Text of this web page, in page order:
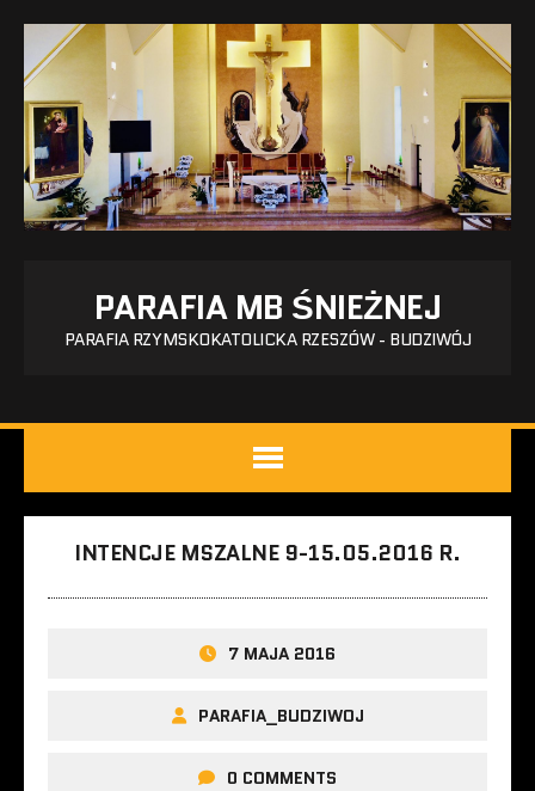
PARAFIA MB ŚNIEŻNEJ
PARAFIA RZYMSKOKATOLICKA RZESZÓW - BUDZIWÓJ
INTENCJE MSZALNE 9-15.05.2016 R.
7 MAJA 2016
PARAFIA_BUDZIWOJ
0 COMMENTS